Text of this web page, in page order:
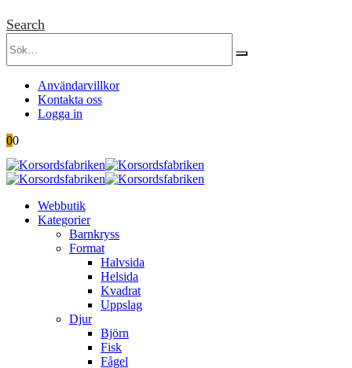
Search
Användarvillkor
Kontakta oss
Logga in
00
Webbutik
Kategorier
Barnkryss
Format
Halvsida
Helsida
Kvadrat
Uppslag
Djur
Björn
Fisk
Fågel